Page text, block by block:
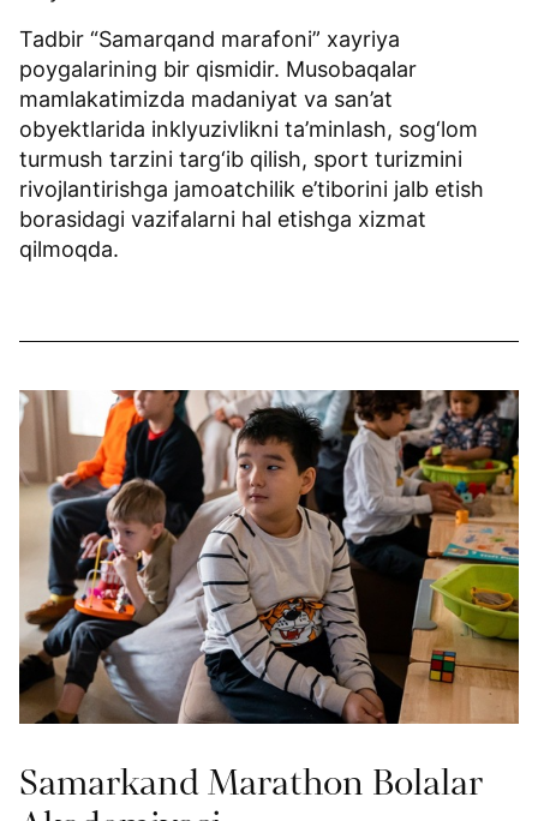
Tadbir “Samarqand marafoni” xayriya
poygalarining bir qismidir. Musobaqalar
mamlakatimizda madaniyat va san’at
obyektlarida inklyuzivlikni ta’minlash, sog‘lom
turmush tarzini targ‘ib qilish, sport turizmini
rivojlantirishga jamoatchilik e’tiborini jalb etish
borasidagi vazifalarni hal etishga xizmat
qilmoqda.
Samarkand Marathon Bolalar